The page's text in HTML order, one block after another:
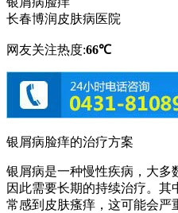
长春博润皮肤病医院
网友关注热度:66℃
银屑病脸痒的治疗方案
银屑病是一种慢性疾病，大多
因此需要长期的持续治疗。其
常感到皮肤瘙痒，这可能会严